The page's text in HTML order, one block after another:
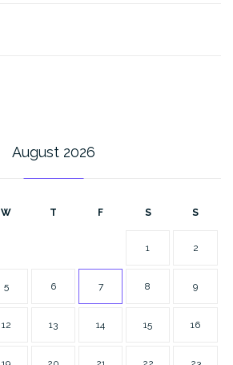
August 2026
W T F S S
1 2
5 6 7 8 9
12 13 14 15 16